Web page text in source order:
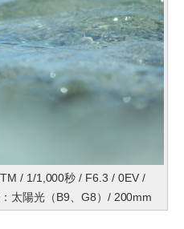
/ 1/1,000秒 / F6.3 / 0EV /
太陽光（B9、G8）/ 200mm